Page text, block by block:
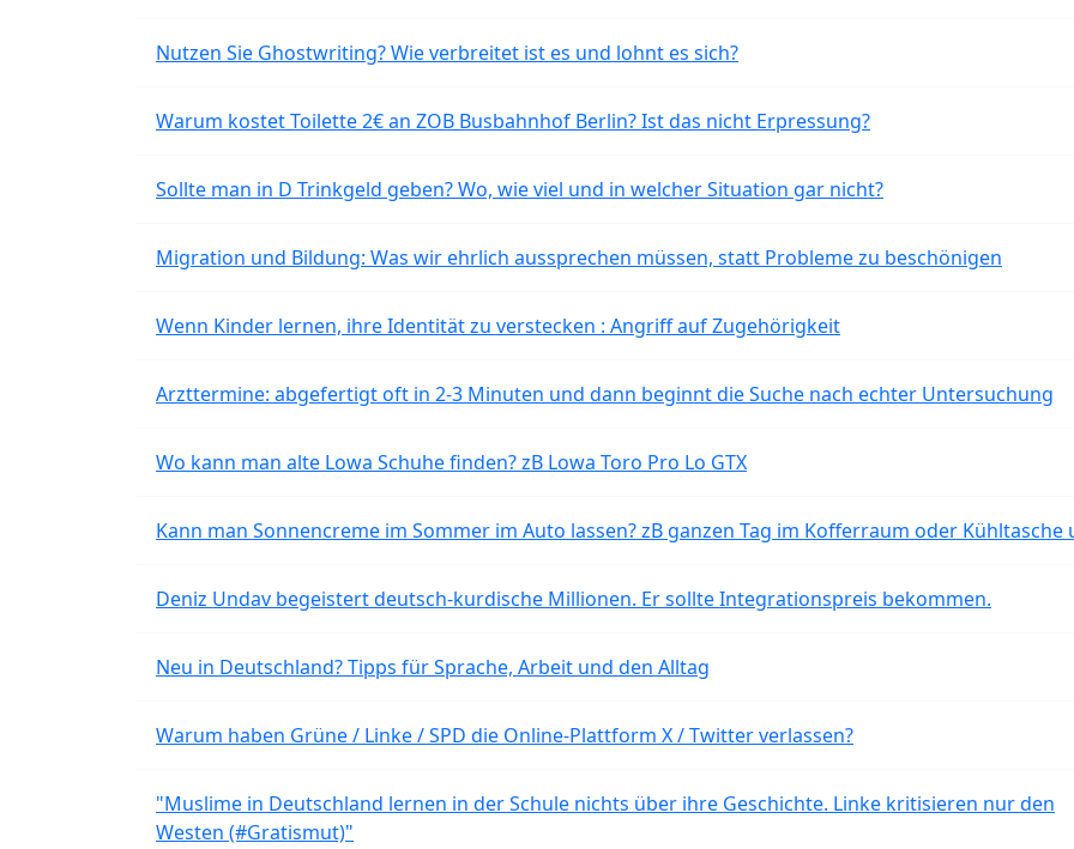
Nutzen Sie Ghostwriting? Wie verbreitet ist es und lohnt es sich?
Warum kostet Toilette 2€ an ZOB Busbahnhof Berlin? Ist das nicht Erpressung?
Sollte man in D Trinkgeld geben? Wo, wie viel und in welcher Situation gar nicht?
Migration und Bildung: Was wir ehrlich aussprechen müssen, statt Probleme zu beschönigen
Wenn Kinder lernen, ihre Identität zu verstecken : Angriff auf Zugehörigkeit
Arzttermine: abgefertigt oft in 2-3 Minuten und dann beginnt die Suche nach echter Untersuchung
Wo kann man alte Lowa Schuhe finden? zB Lowa Toro Pro Lo GTX
Kann man Sonnencreme im Sommer im Auto lassen? zB ganzen Tag im Kofferraum oder Kühltasche
Deniz Undav begeistert deutsch-kurdische Millionen. Er sollte Integrationspreis bekommen.
Neu in Deutschland? Tipps für Sprache, Arbeit und den Alltag
Warum haben Grüne / Linke / SPD die Online-Plattform X / Twitter verlassen?
"Muslime in Deutschland lernen in der Schule nichts über ihre Geschichte. Linke kritisieren nur den
Westen (#Gratismut)"